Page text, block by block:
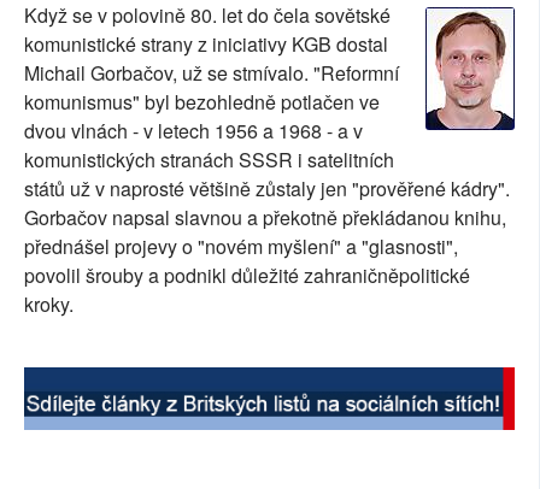
PŘÍSPĚVKY NA PROVOZ
SOCIÁLNÍ SÍTĚ
RUBRIKY
PLNÁ VERZE STRÁNEK
Když se v polovině 80. let do čela sovětské
komunistické strany z iniciativy KGB dostal
Michail Gorbačov, už se stmívalo. "Reformní
komunismus" byl bezohledně potlačen ve
dvou vlnách - v letech 1956 a 1968 - a v
komunistických stranách SSSR i satelitních
států už v naprosté většině zůstaly jen "prověřené kádry".
Gorbačov napsal slavnou a překotně překládanou knihu,
přednášel projevy o "novém myšlení" a "glasnosti",
povolil šrouby a podnikl důležité zahraničněpolitické
kroky.